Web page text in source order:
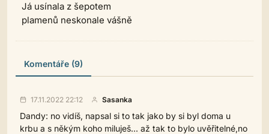
Já usínala z šepotem
plamenů neskonale vášně
Komentáře (9)
17.11.2022 22:12 Sasanka
Dandy: no vidíš, napsal si to tak jako by si byl doma u
krbu a s někým koho miluješ... až tak to bylo uvěřitelné,no